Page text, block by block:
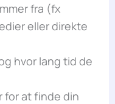
fra (fx
eller direkte
hvor lang tid de
for at finde din